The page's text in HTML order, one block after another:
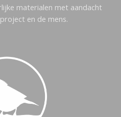
materialen met aandacht
en de mens.